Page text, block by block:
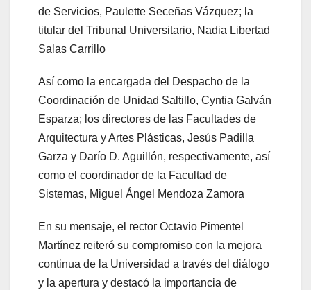
de Servicios, Paulette Seceñas Vázquez; la
titular del Tribunal Universitario, Nadia Libertad
Salas Carrillo
Así como la encargada del Despacho de la
Coordinación de Unidad Saltillo, Cyntia Galván
Esparza; los directores de las Facultades de
Arquitectura y Artes Plásticas, Jesús Padilla
Garza y Darío D. Aguillón, respectivamente, así
como el coordinador de la Facultad de
Sistemas, Miguel Ángel Mendoza Zamora
En su mensaje, el rector Octavio Pimentel
Martínez reiteró su compromiso con la mejora
continua de la Universidad a través del diálogo
y la apertura y destacó la importancia de